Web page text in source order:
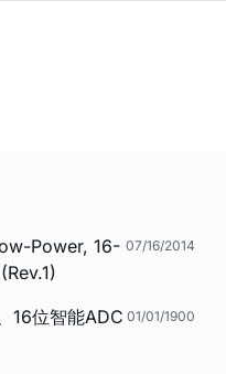
Power, 16- 07/16/2014
16位智能ADC 01/01/1900